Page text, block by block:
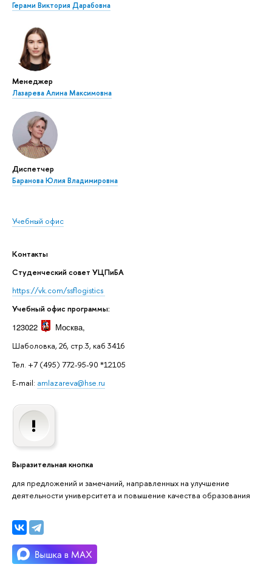
Герами Виктория Дарабовна
Менеджер
Лазарева Алина Максимовна
Диспетчер
Баранова Юлия Владимировна
Учебный офис
Контакты
Студенческий совет УЦПиБА
https://vk.com/ssflogistics
Учебный офис программы:
123022 Москва,
Шаболовка, 26, стр.3, каб 3416
Тел. +7 (495) 772-95-90 *12105
E-mail: amlazareva@hse.ru
Выразительная кнопка
для предложений и замечаний, направленных на улучшение
деятельности университета и повышение качества образования